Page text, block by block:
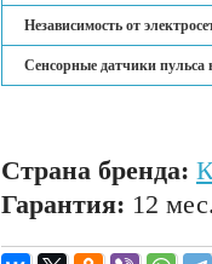
Независимость от
Сенсорные датчики пульса
Страна бренда:
Гарантия: 12